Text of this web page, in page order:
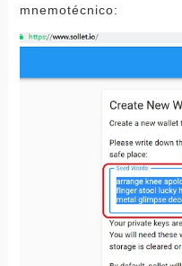
mnemotécnico: